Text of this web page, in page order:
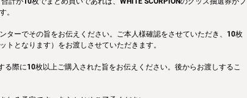
。
ターでその旨をお伝えください。ご本人様確認をさせていただき、10枚
トとなります）をお渡しさせていただきます。
る際に10枚以上ご購入された旨をお伝えください。後からお渡しするこ